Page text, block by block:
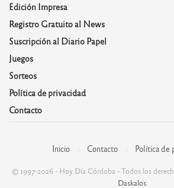
Edición Impresa
Registro Gratuito al News
Suscripción al Diario Papel
Juegos
Sorteos
Política de privacidad
Contacto
Inicio Contacto Política de
© 1997-2026 - Hoy Día Córdoba - Todos los
Daskalos.